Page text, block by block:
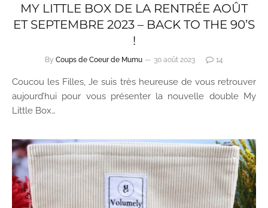
MY LITTLE BOX DE LA RENTRÉE AOÛT
ET SEPTEMBRE 2023 – BACK TO THE 90’S
!
By Coups de Coeur de Mumu 30 août 2023 14
Coucou les Filles, Je suis très heureuse de vous retrouver
aujourd’hui pour vous présenter la nouvelle double My
Little Box…